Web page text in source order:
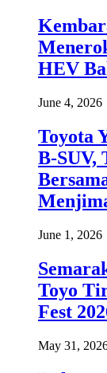
HEV
June 4, 2026
Toyota
B-SUV,
June 1, 2026
Toyo
Fest
May 31,